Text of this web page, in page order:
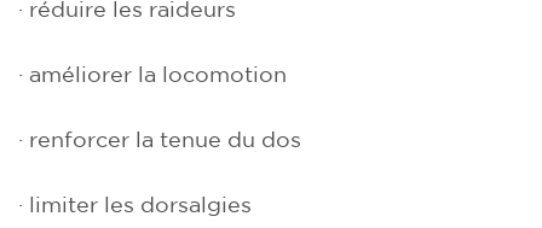
· réduire les raideurs
· améliorer la locomotion
· renforcer la tenue du dos
· limiter les dorsalgies